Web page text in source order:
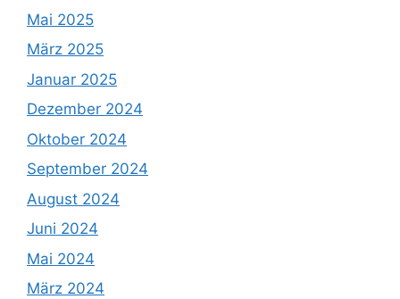
Mai 2025
März 2025
Januar 2025
Dezember 2024
Oktober 2024
September 2024
August 2024
Juni 2024
Mai 2024
März 2024